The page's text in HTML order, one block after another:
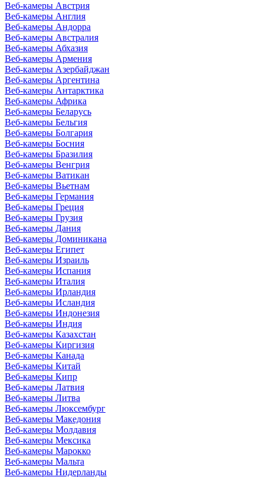
Веб-камеры Австрия
Веб-камеры Англия
Веб-камеры Андорра
Веб-камеры Австралия
Веб-камеры Абхазия
Веб-камеры Армения
Веб-камеры Азербайджан
Веб-камеры Аргентина
Веб-камеры Антарктика
Веб-камеры Африка
Веб-камеры Беларусь
Веб-камеры Бельгия
Веб-камеры Болгария
Веб-камеры Босния
Веб-камеры Бразилия
Веб-камеры Венгрия
Веб-камеры Ватикан
Веб-камеры Вьетнам
Веб-камеры Германия
Веб-камеры Греция
Веб-камеры Грузия
Веб-камеры Дания
Веб-камеры Доминикана
Веб-камеры Египет
Веб-камеры Израиль
Веб-камеры Испания
Веб-камеры Италия
Веб-камеры Ирландия
Веб-камеры Исландия
Веб-камеры Индонезия
Веб-камеры Индия
Веб-камеры Казахстан
Веб-камеры Киргизия
Веб-камеры Канада
Веб-камеры Китай
Веб-камеры Кипр
Веб-камеры Латвия
Веб-камеры Литва
Веб-камеры Люксембург
Веб-камеры Македония
Веб-камеры Молдавия
Веб-камеры Мексика
Веб-камеры Марокко
Веб-камеры Мальта
Веб-камеры Нидерланды